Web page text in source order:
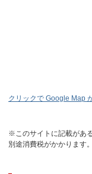
クリックで Google Map
※このサイトに記載があ
別途消費税がかかります。